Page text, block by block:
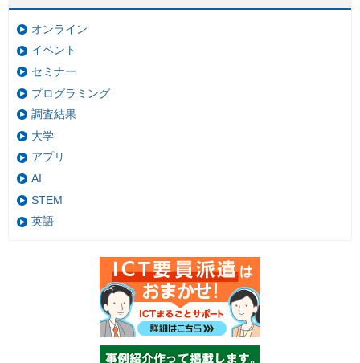
オンライン
イベント
セミナー
プログラミング
調査結果
大学
アプリ
AI
STEM
英語